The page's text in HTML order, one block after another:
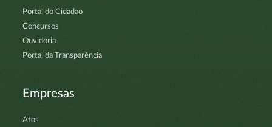
Portal do Cidadão
Concursos
Ouvidoria
Portal da Transparência
Empresas
Atos